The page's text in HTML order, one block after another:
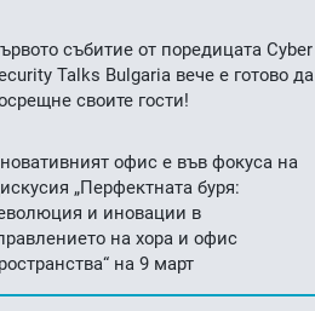
събитие от поредицата Cyber
Talks Bulgaria вече е готово да
своите гости!
офис е във фокуса на
„Перфектната буря:
и иновации в
на хора и офис
на 9 март